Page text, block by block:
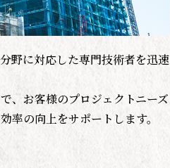
野に対応した専門技術者を迅速
、お客様のプロジェクトニーズ
率の向上をサポートします。